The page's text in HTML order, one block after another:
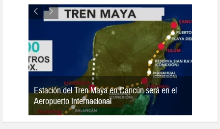
Estación del Tren Maya en Cancún será en el
Aeropuerto Internacional